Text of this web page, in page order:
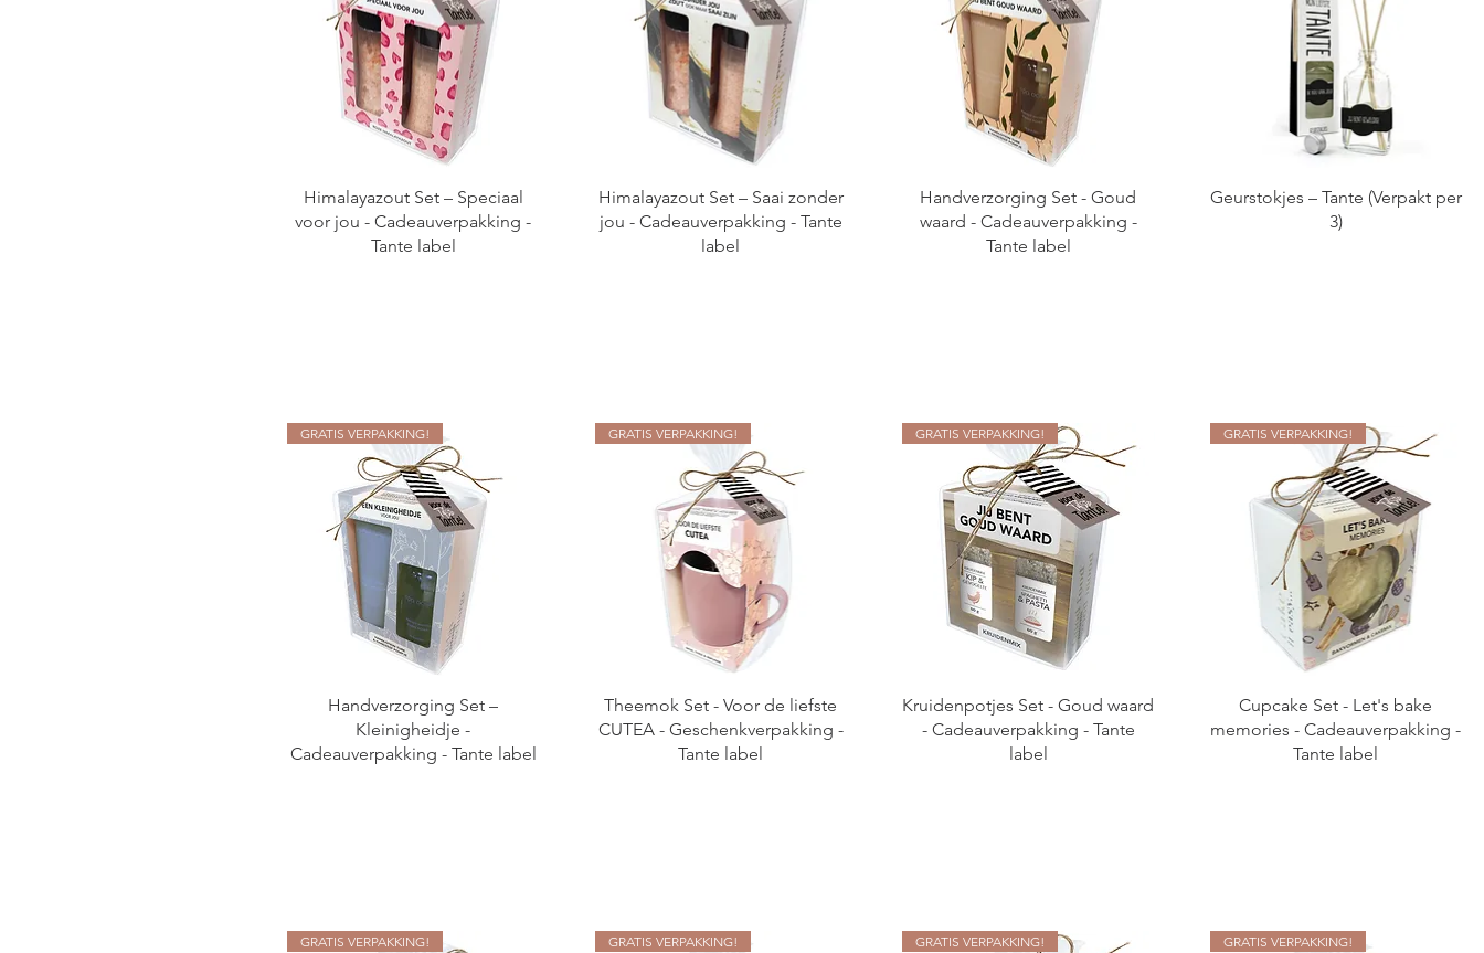
Himalayazout Set – Speciaal
voor jou - Cadeauverpakking -
Tante label
Himalayazout Set – Saai zonder
jou - Cadeauverpakking - Tante
label
Handverzorging Set - Goud
waard - Cadeauverpakking -
Tante label
Geurstokjes – Tante (Verpakt per
3)
GRATIS VERPAKKING!
Handverzorging Set –
Kleinigheidje -
Cadeauverpakking - Tante label
GRATIS VERPAKKING!
Theemok Set - Voor de liefste
CUTEA - Geschenkverpakking -
Tante label
GRATIS VERPAKKING!
Kruidenpotjes Set - Goud waard
- Cadeauverpakking - Tante
label
GRATIS VERPAKKING!
Cupcake Set - Let's bake
memories - Cadeauverpakking -
Tante label
GRATIS VERPAKKING! GRATIS VERPAKKING! GRATIS VERPAKKING! GRATIS VERPAKKING!